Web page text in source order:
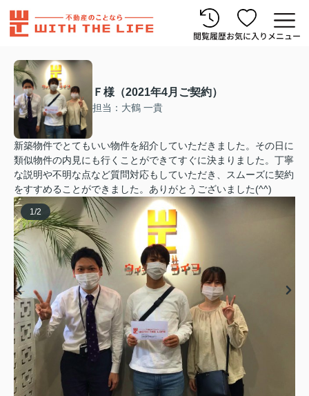
閲覧履歴お気に入り メニュー
Ｆ様（2021年4月ご契約）
担当：大鶴 一貴
新築物件でとてもいい物件を紹介していただきました。その日に
類似物件の内見にも行くことができてすぐに決まりました。丁寧
な説明や不明な点など質問対応もしていただき、スムーズに契約
をすすめることができました。ありがとうございました(^^)
1/2